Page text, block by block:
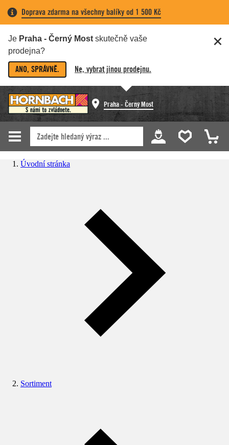
Doprava zdarma na všechny balíky od 1 500 Kč
Je Praha - Černý Most skutečně vaše
prodejna?
ANO, SPRÁVNĚ. Ne, vybrat jinou prodejnu.
Praha - Černý Most
Úvodní stránka
Sortiment